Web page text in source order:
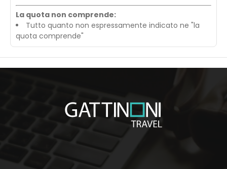
La quota non comprende:
Tutto quanto non espressamente indicato ne "la
quota comprende"